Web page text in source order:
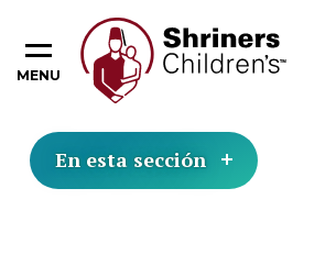
MENU
En esta sección